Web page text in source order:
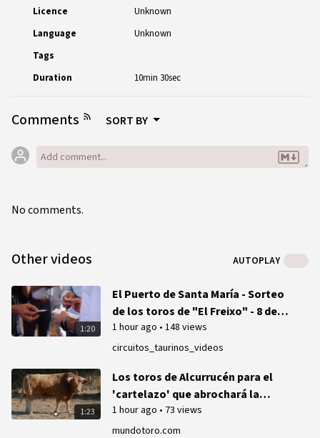
Licence
Unknown
Language
Unknown
Tags
Duration
10min 30sec
Comments SORT BY
No comments.
Other videos AUTOPLAY
1:20
circuitos_taurinos_videos
El Puerto de Santa María - Sorteo
de los toros de "El Freixo" - 8 de
agosto de 2026
1 hour ago • 148 views
1:23
mundotoro.com
Los toros de Alcurrucén para el
'cartelazo' que abrochará la
Semana Grande de San Sebastián
1 hour ago • 73 views